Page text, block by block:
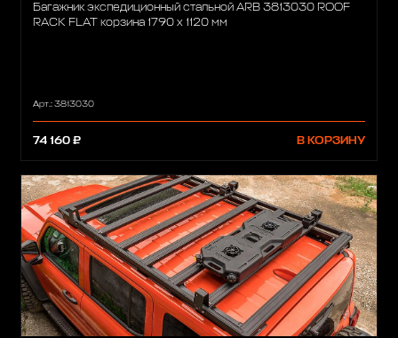
Багажник экспедиционный стальной ARB 3813030 ROOF
RACK FLAT корзина 1790 x 1120 мм
Арт.: 3813030
74 160 ₽ В КОРЗИНУ